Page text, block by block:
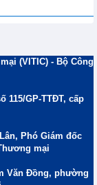
(VITIC) - Bộ Công
115/GP-TTĐT, cấp
Phó Giám đốc
mại
Văn Đồng, phường